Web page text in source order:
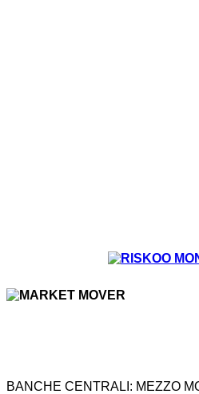
BANCHE CENTRALI: MEZZO